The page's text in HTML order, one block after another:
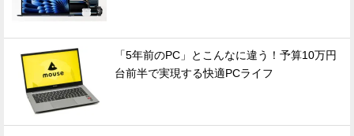
「5年前のPC」とこんなに違う！予算10万円
台前半で実現する快適PCライフ